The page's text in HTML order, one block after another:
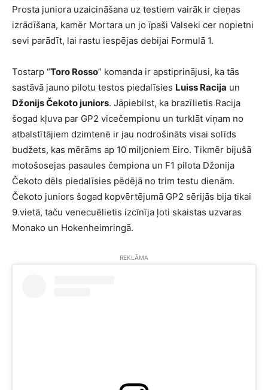
Prosta juniora uzaicināšana uz testiem vairāk ir cieņas
izrādīšana, kamēr Mortara un jo īpaši Valseki cer nopietni
sevi parādīt, lai rastu iespējas debijai Formulā 1.
Tostarp “Toro Rosso” komanda ir apstiprinājusi, ka tās
sastāvā jauno pilotu testos piedalīsies Luiss Racija un
Džonijs Čekoto juniors. Jāpiebilst, ka brazīlietis Racija
šogad kļuva par GP2 vicečempionu un turklāt viņam no
atbalstītājiem dzimtenē ir jau nodrošināts visai solīds
budžets, kas mērāms ap 10 miljoniem Eiro. Tikmēr bijušā
motošosejas pasaules čempiona un F1 pilota Džonija
Čekoto dēls piedalīsies pēdējā no trim testu dienām.
Čekoto juniors šogad kopvērtējumā GP2 sērijās bija tikai
9.vietā, taču venecuēlietis izcīnīja ļoti skaistas uzvaras
Monako un Hokenheimringā.
REKLĀMA